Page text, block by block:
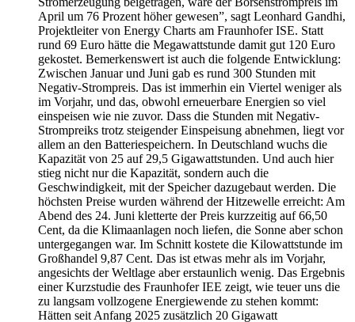
April um 76 Prozent höher gewesen”, sagt Leonhard Gandhi,
Projektleiter von Energy Charts am Fraunhofer ISE. Statt
rund 69 Euro hätte die Megawattstunde damit gut 120 Euro
gekostet. Bemerkenswert ist auch die folgende Entwicklung:
Zwischen Januar und Juni gab es rund 300 Stunden mit
Negativ-Strompreis. Das ist immerhin ein Viertel weniger als
im Vorjahr, und das, obwohl erneuerbare Energien so viel
einspeisen wie nie zuvor. Dass die Stunden mit Negativ-
Strompreiks trotz steigender Einspeisung abnehmen, liegt vor
allem an den Batteriespeichern. In Deutschland wuchs die
Kapazität von 25 auf 29,5 Gigawattstunden. Und auch hier
stieg nicht nur die Kapazität, sondern auch die
Geschwindigkeit, mit der Speicher dazugebaut werden. Die
höchsten Preise wurden während der Hitzewelle erreicht: Am
Abend des 24. Juni kletterte der Preis kurzzeitig auf 66,50
Cent, da die Klimaanlagen noch liefen, die Sonne aber schon
untergegangen war. Im Schnitt kostete die Kilowattstunde im
Großhandel 9,87 Cent. Das ist etwas mehr als im Vorjahr,
angesichts der Weltlage aber erstaunlich wenig. Das Ergebnis
einer Kurzstudie des Fraunhofer IEE zeigt, wie teuer uns die
zu langsam vollzogene Energiewende zu stehen kommt:
Hätten seit Anfang 2025 zusätzlich 20 Gigawatt